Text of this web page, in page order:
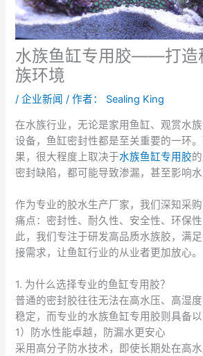
水族鱼缸专用胶——打造
族环境
/企业新闻 / 作者： Sealing King
在水族行业，无论是家用鱼缸、观赏水
设备，鱼缸密封性都是至关重要的一环
果，很大程度上取决于水族鱼缸专用胶
密封缺陷，都可能导致渗漏，甚至影响水
作为专业的胶水生产厂家，我们深知采
痛点：密封性、耐久性、安全性、环保
此，我们专注于研发高品质水族胶，满
接需求，让鱼缸行业的从业者更加放心。
1. 为什么选择专业的鱼缸专用胶？
普通的密封胶往往无法在高水压、高湿
稳定，而专业的水族鱼缸专用胶则具备以
1）防水性能卓越，防漏水更安心
采用高分子防水技术，即使长期处在高